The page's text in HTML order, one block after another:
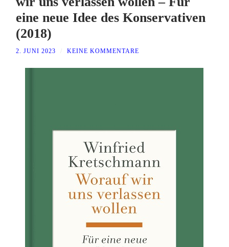
eine neue Idee des Konservativen
(2018)
2. JUNI 2023 KEINE KOMMENTARE